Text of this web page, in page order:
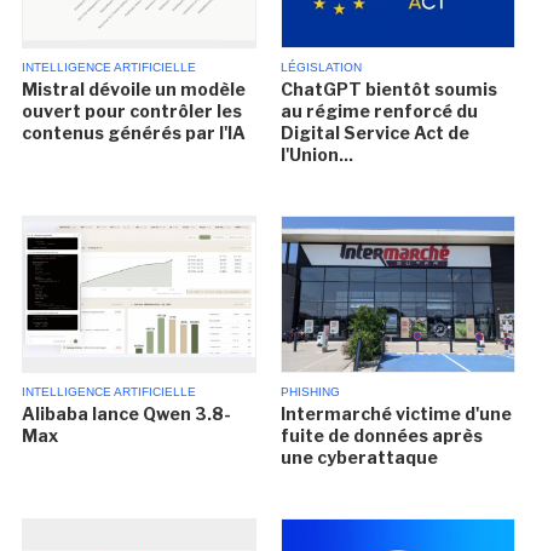
INTELLIGENCE ARTIFICIELLE
Mistral dévoile un modèle
ouvert pour contrôler les
contenus générés par l'IA
LÉGISLATION
ChatGPT bientôt soumis
au régime renforcé du
Digital Service Act de
l'Union...
INTELLIGENCE ARTIFICIELLE
Alibaba lance Qwen 3.8-
Max
PHISHING
Intermarché victime d'une
fuite de données après
une cyberattaque